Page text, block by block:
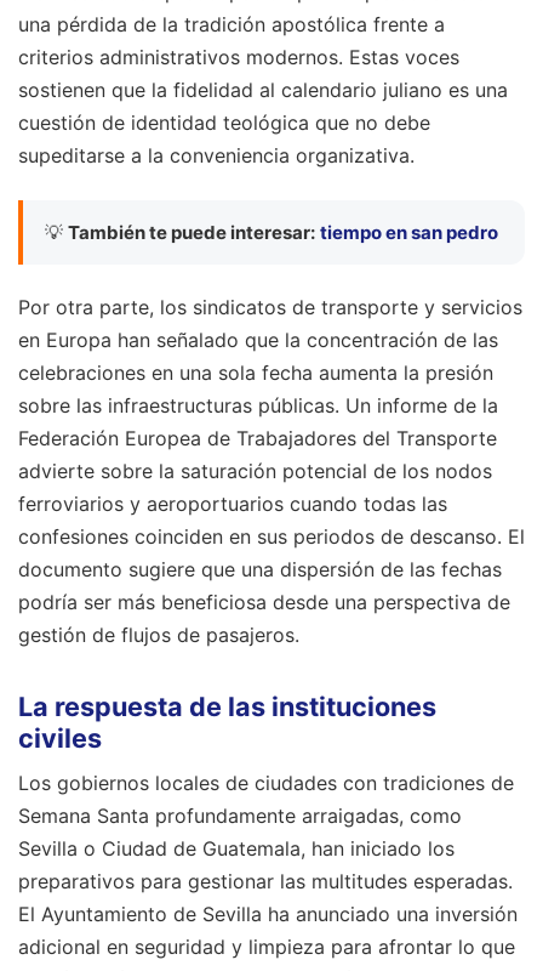
una pérdida de la tradición apostólica frente a
criterios administrativos modernos. Estas voces
sostienen que la fidelidad al calendario juliano es una
cuestión de identidad teológica que no debe
supeditarse a la conveniencia organizativa.
💡 También te puede interesar: tiempo en san pedro
Por otra parte, los sindicatos de transporte y servicios
en Europa han señalado que la concentración de las
celebraciones en una sola fecha aumenta la presión
sobre las infraestructuras públicas. Un informe de la
Federación Europea de Trabajadores del Transporte
advierte sobre la saturación potencial de los nodos
ferroviarios y aeroportuarios cuando todas las
confesiones coinciden en sus periodos de descanso. El
documento sugiere que una dispersión de las fechas
podría ser más beneficiosa desde una perspectiva de
gestión de flujos de pasajeros.
La respuesta de las instituciones
civiles
Los gobiernos locales de ciudades con tradiciones de
Semana Santa profundamente arraigadas, como
Sevilla o Ciudad de Guatemala, han iniciado los
preparativos para gestionar las multitudes esperadas.
El Ayuntamiento de Sevilla ha anunciado una inversión
adicional en seguridad y limpieza para afrontar lo que